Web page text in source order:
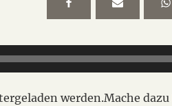
werden.Mache dazu